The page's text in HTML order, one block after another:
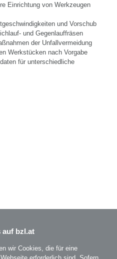
Einrichtung von Werkzeugen
und Vorschub
und Gegenlauffräsen
der Unfallvermeidung
Werkstücken nach Vorgabe
für unterschiedliche
auf bzl.at
wir Cookies, die für eine